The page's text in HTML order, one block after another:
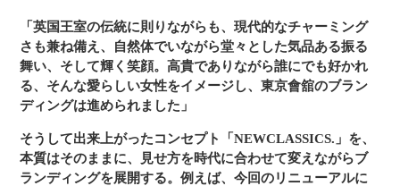
「英国王室の伝統に則りながらも、現代的なチャーミング
さも兼ね備え、自然体でいながら堂々とした気品ある振る
舞い、そして輝く笑顔。高貴でありながら誰にでも好かれ
る、そんな愛らしい女性をイメージし、東京會舘のブラン
ディングは進められました」
そうして出来上がったコンセプト「NEWCLASSICS.」を、
本質はそのままに、見せ方を時代に合わせて変えながらブ
ランディングを展開する。例えば、今回のリニューアルに